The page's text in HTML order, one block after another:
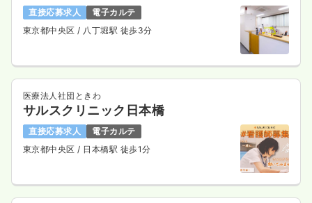
日勤のみ（パート） 一時募集休止
給与 時給1,800円〜
日祝休み
担当業務未経験可
ブランク可
気になる
直接応募求人
電子カルテ
東京都中央区/ 八丁堀駅 徒歩3分
医療法人社団ときわ
サルスクリニック日本橋
直接応募求人
電子カルテ
東京都中央区/ 日本橋駅 徒歩1分